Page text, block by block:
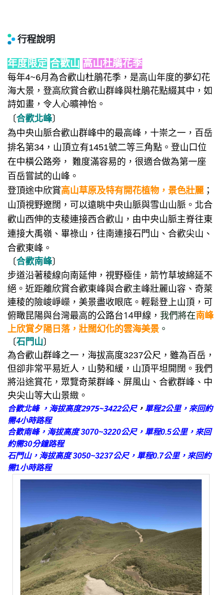
行程說明
年度限定 合歡山 高山杜鵑花季
每年4~6月為合歡山杜鵑花季，是高山年度的夢幻花
海大景，登高欣賞合歡山群峰與杜鵑花點綴其中，如
詩如畫，令人心曠神怡。
〔合歡北峰〕
為中央山脈合歡山群峰中的最高峰，十崇之一，百岳
排名第34，山頂立有1451號二等三角點。登山口位
在中橫公路旁， 難度滿容易的，很適合做為第一座
百岳嘗試的山峰。
登頂途中欣賞高山草原及特有開花植物，景色壯麗 ；
山頂視野遼闊，可以遠眺中央山脈與雪山山脈。北合
歡山西伸的支稜連接西合歡山，由中央山脈主脊往東
連接大禹嶺、畢祿山，往南連接石門山、合歡尖山、
合歡東峰。
〔合歡南峰〕
步道沿著稜線向南延伸，視野極佳，箭竹草坡綿延不
絕。 近距離欣賞合歡東峰與合歡主峰壯麗山容、奇萊
連稜的險峻崢嶸，美景盡收眼底。輕鬆登上山頂，可
俯瞰昆陽與台灣最高的公路台14甲線， 我們將在南峰
上欣賞夕陽日落，壯闊幻化的雲海美景 。
〔石門山〕
為合歡山群峰之一，海拔高度3237公尺，雖為百岳，
但卻非常平易近人，山勢和緩，山頂平坦開闊。我們
將沿途賞花，眾覽奇萊群峰、屏風山、合歡群峰、中
央尖山等大山景緻。
合歡北峰 ，海拔高度2975~3422公尺， 單程2公里，來回約
需4小時路程
合歡南峰，海拔高度3070~3220公尺， 單程0.5公里， 來回
約需30分鐘路程
石門山，海拔高度3050~3237公尺， 單程0.7公里， 來回約
需1小時路程